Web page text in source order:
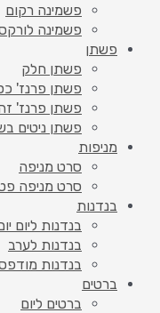
פשמינה רקום
פשמינה
פשתן
פשתן חלק
פשתן פרנז'
פשתן פרנז'
פשתן ניטים
מניפות
סרט מניפה
סרט מניפה
בנדנות
בנדנות ליום
בנדנות לערב
בנדנות
ברטים
ברטים ליום